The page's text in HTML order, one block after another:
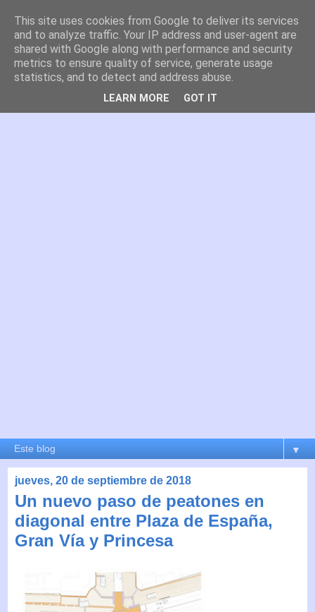
es por madrid
El blog de Madrid y su actualidad, proyectos, transporte,
movilidad, arquitectura, participación, medio ambiente,
educación, empleo, ...
▼
jueves, 20 de septiembre de 2018
Un nuevo paso de peatones en
diagonal entre Plaza de España,
Gran Vía y Princesa
This site uses cookies from Google to deliver its services
and to analyze traffic. Your IP address and user-agent are
shared with Google along with performance and security
metrics to ensure quality of service, generate usage
statistics, and to detect and address abuse.
LEARN MORE GOT IT